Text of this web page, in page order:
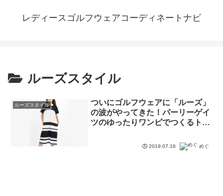
レディースゴルフウェアコーディネートナビ
ルーズスタイル
ルーズスタイル
ついにゴルフウェアに「ルーズ」
の波がやってきた！パーリーゲイ
ツのゆったりワンピでつくるトレ
2019.07.16 めぐ